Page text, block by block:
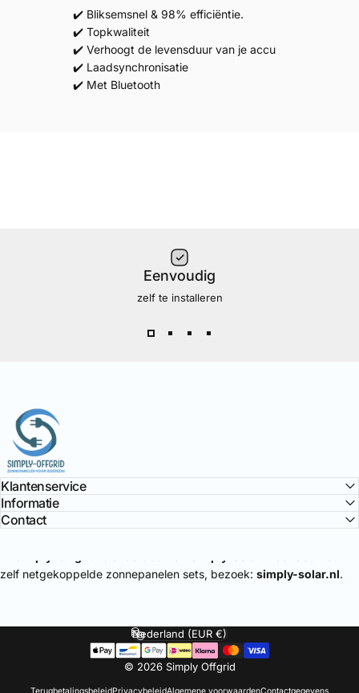
✔️ Bliksemsnel & 98% efficiëntie.
✔️ Topkwaliteit
✔️ Verhoogt de levensduur van je accu
✔️ Laadsynchronisatie
✔️ Met Bluetooth
Eenvoudig
zelf te installeren
Simply Offgrid
Klantenservice
Informatie
Contact
zelf netgekoppelde zonnepanelen sets, bezoek: simply-solar.nl.
© 2026 Simply Offgrid
Land/regio
Nederland (EUR €)